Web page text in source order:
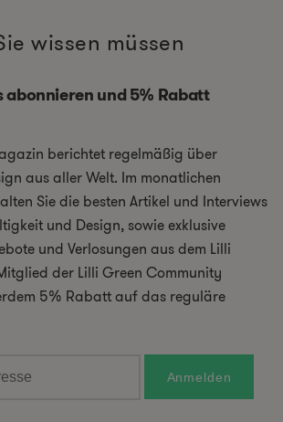
wissen müssen
und 5% Rabatt
berichtet regelmäßig über
aus aller Welt. Im monatlichen
Sie die besten Artikel und Interviews
und Design, sowie exklusive
und Verlosungen aus dem Lilli
der Lilli Green Community
5% Rabatt auf das reguläre